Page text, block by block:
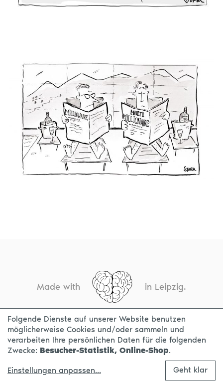
Made with in Leipzig.
KONTAKT IMPRESSUM DATENSCHUTZ
Folgende Dienste auf unserer Website benutzen
möglicherweise Cookies und/oder sammeln und
verarbeiten Ihre persönlichen Daten für die folgenden
Zwecke: Besucher-Statistik, Online-Shop.
Einstellungen anpassen... Geht klar